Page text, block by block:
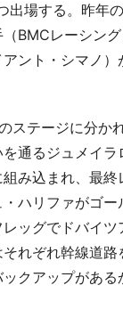
出場する。昨年
BMCレーシング
ント・シマノ）
ステージに分か
通るジュメイラ
み込まれ、最終
ハリファがゴー
ッグでドバイツ
れぞれ幹線道路
クアップがある